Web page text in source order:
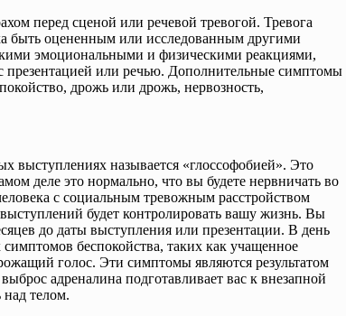
перед сценой или речевой тревогой. Тревога
быть оцененным или исследованным другими
эмоциональными и физическими реакциями,
или речью. Дополнительные симптомы
дрожь или дрожь, нервозность,
выступлениях называется «глоссофобией». Это
деле это нормально, что вы будете нервничать во
с социальным тревожным расстройством
будет контролировать вашу жизнь. Вы
до даты выступления или презентации. В день
беспокойства, таких как учащенное
голос. Эти симптомы являются результатом
адреналина подготавливает вас к внезапной
над телом.